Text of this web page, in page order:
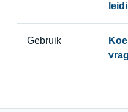
Gebruik